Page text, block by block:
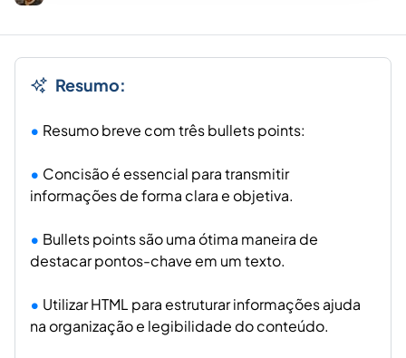
Resumo:
Resumo breve com três bullets points:
Concisão é essencial para transmitir
informações de forma clara e objetiva.
Bullets points são uma ótima maneira de
destacar pontos-chave em um texto.
Utilizar HTML para estruturar informações ajuda
na organização e legibilidade do conteúdo.